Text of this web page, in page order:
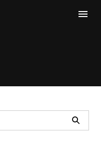
Search